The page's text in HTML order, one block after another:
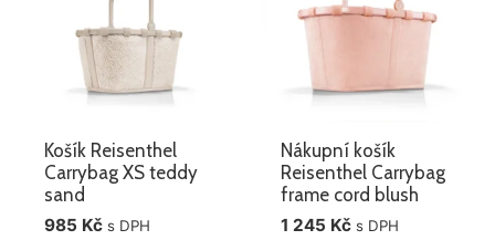
Košík Reisenthel
Carrybag XS teddy
sand
985 Kč s DPH
Nákupní košík
Reisenthel Carrybag
frame cord blush
1 245 Kč s DPH